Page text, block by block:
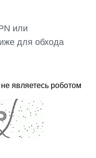
или
для обхода
являетесь роботом